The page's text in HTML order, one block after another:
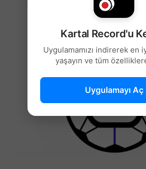
Kartal Record'u
Uygulamamızı indirerek en
yaşayın ve tüm
Uygulamayı Aç